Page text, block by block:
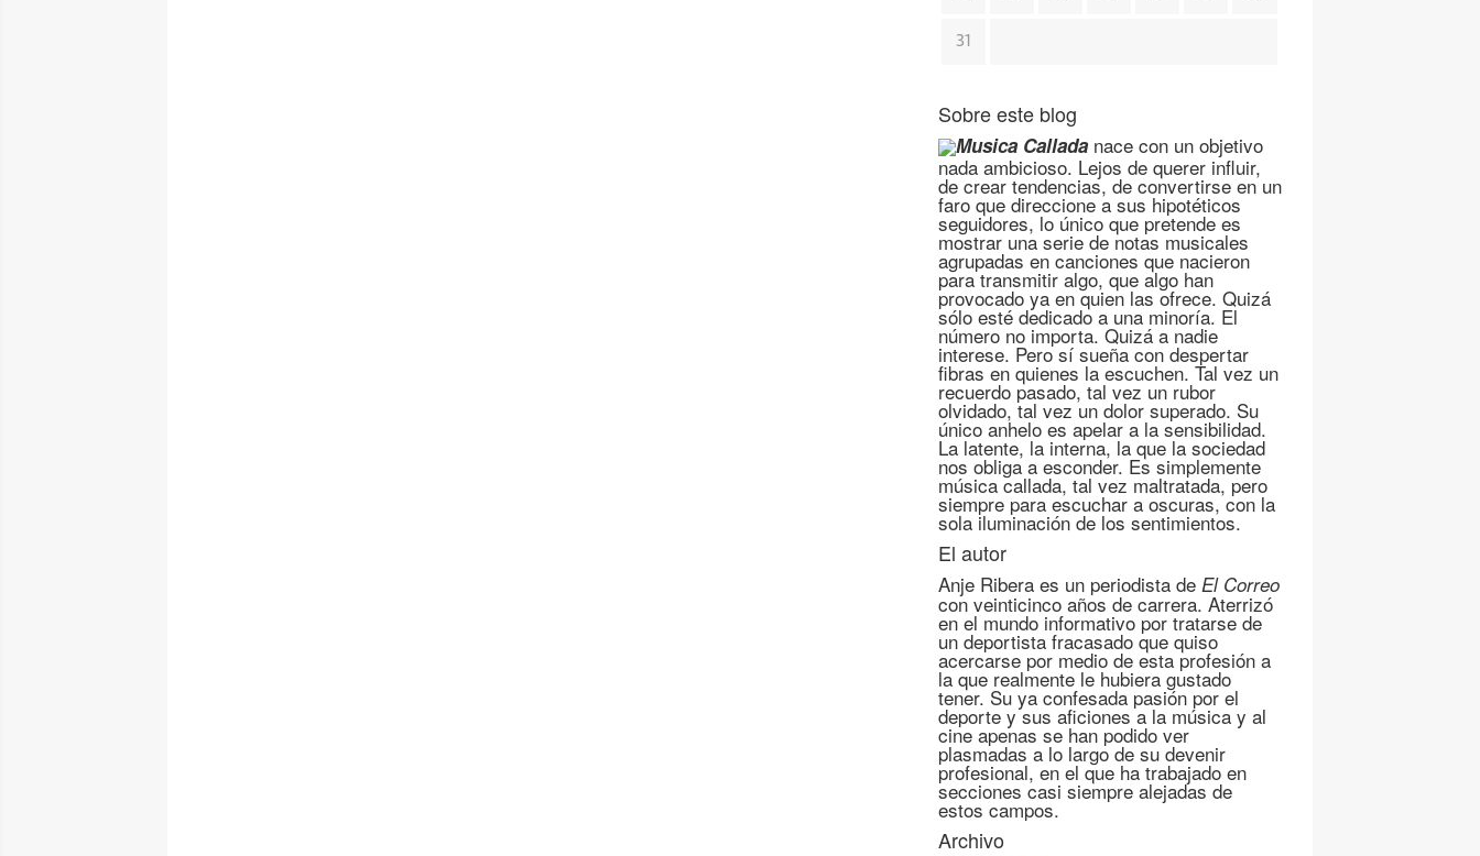
31
Sobre este blog
Musica Callada nace con un objetivo
nada ambicioso. Lejos de querer influir,
de crear tendencias, de convertirse en un
faro que direccione a sus hipotéticos
seguidores, lo único que pretende es
mostrar una serie de notas musicales
agrupadas en canciones que nacieron
para transmitir algo, que algo han
provocado ya en quien las ofrece. Quizá
sólo esté dedicado a una minoría. El
número no importa. Quizá a nadie
interese. Pero sí sueña con despertar
fibras en quienes la escuchen. Tal vez un
recuerdo pasado, tal vez un rubor
olvidado, tal vez un dolor superado. Su
único anhelo es apelar a la sensibilidad.
La latente, la interna, la que la sociedad
nos obliga a esconder. Es simplemente
música callada, tal vez maltratada, pero
siempre para escuchar a oscuras, con la
sola iluminación de los sentimientos.
El autor
Anje Ribera es un periodista deEl Correo
con veinticinco años de carrera. Aterrizó
en el mundo informativo por tratarse de
un deportista fracasado que quiso
acercarse por medio de esta profesión a
la que realmente le hubiera gustado
tener. Su ya confesada pasión por el
deporte y sus aficiones a la música y al
cine apenas se han podido ver
plasmadas a lo largo de su devenir
profesional, en el que ha trabajado en
secciones casi siempre alejadas de
estos campos.
Archivo